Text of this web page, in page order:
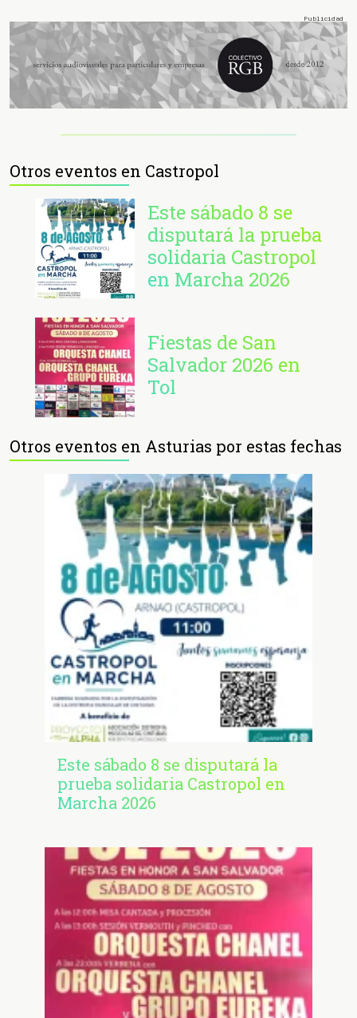
Otros eventos en Castropol
Este sábado 8 se
disputará la prueba
solidaria Castropol
en Marcha 2026
Fiestas de San
Salvador 2026 en
Tol
Otros eventos en Asturias por estas fechas
Este sábado 8 se disputará la
prueba solidaria Castropol en
Marcha 2026